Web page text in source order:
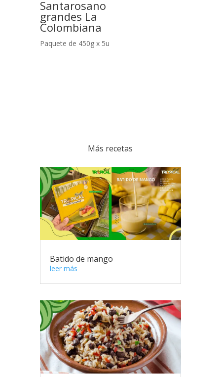
Santarosano
grandes La
Colombiana
Paquete de 450g x 5u
Más recetas
Batido de mango
leer más